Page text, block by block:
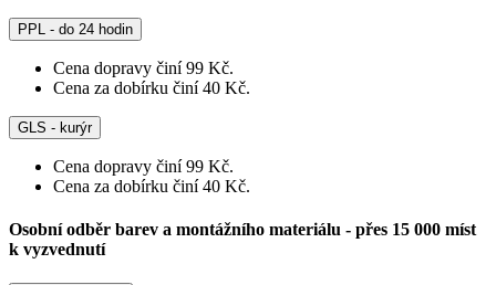
PPL - do 24 hodin
Cena dopravy činí 99 Kč.
Cena za dobírku činí 40 Kč.
GLS - kurýr
Cena dopravy činí 99 Kč.
Cena za dobírku činí 40 Kč.
Osobní odběr barev a montážního materiálu - přes 15 000 míst
k vyzvednutí